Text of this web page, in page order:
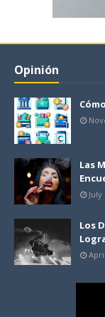
Opinión
Las
July
Los